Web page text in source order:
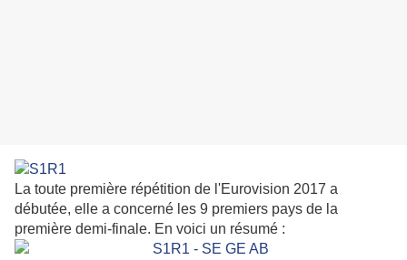
La toute première répétition de l'Eurovision 2017 a
débutée, elle a concerné les 9 premiers pays de la
première demi-finale. En voici un résumé :